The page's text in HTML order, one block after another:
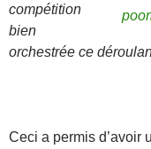
compétition
bien
orchestrée ce
Ceci a permis d’avoir